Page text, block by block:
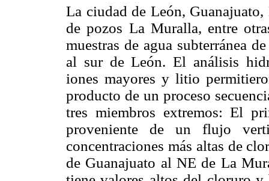
La ciudad de León, Guanajuato,
de pozos La Muralla, entre
muestras de agua subterránea
al sur de León. El análisis
iones mayores y litio
producto de un proceso
tres miembros extremos: El
proveniente de un flujo
concentraciones más altas de
de Guanajuato al NE de La